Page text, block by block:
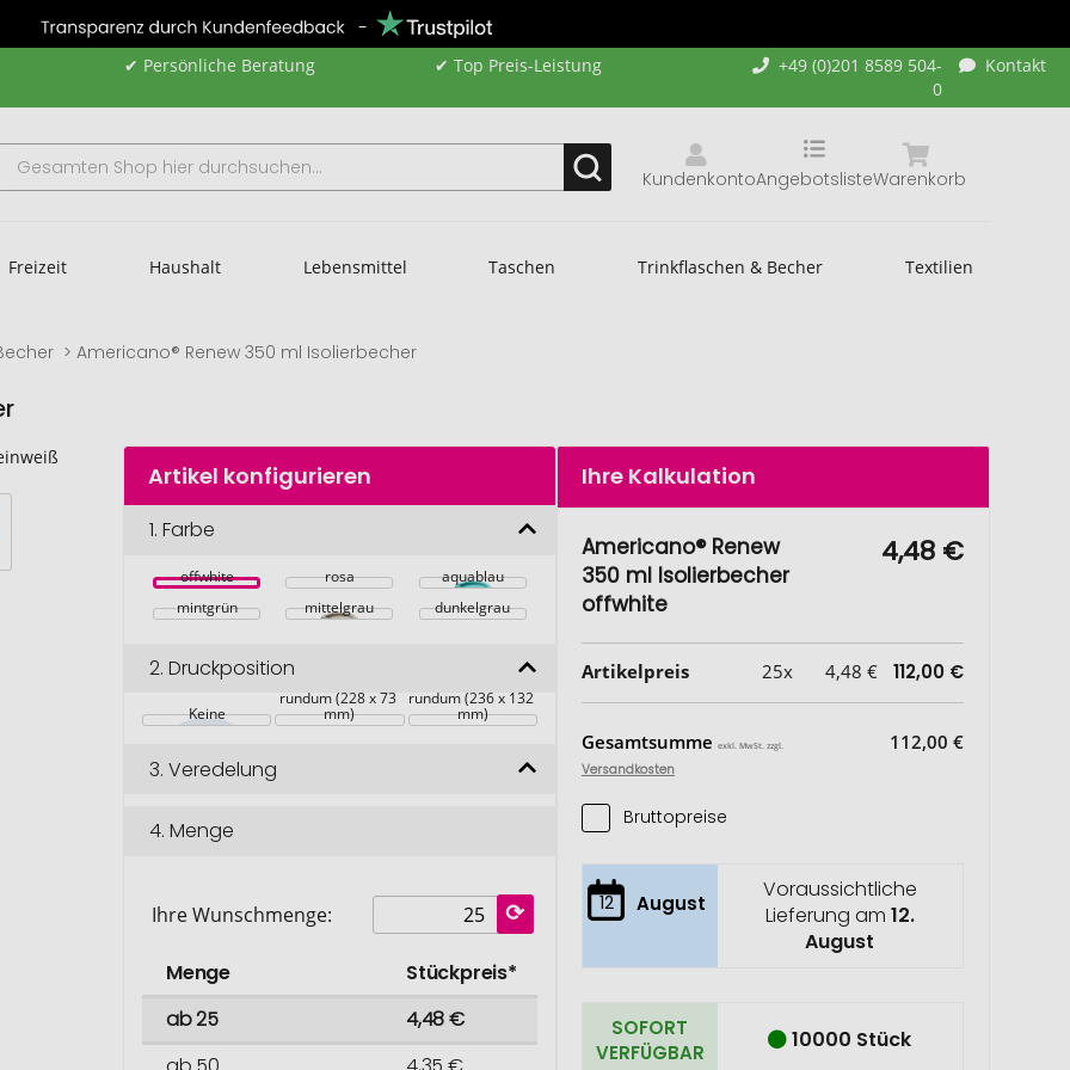
✔ Persönliche Beratung ✔ Top Preis-Leistung
+49 (0)201 8589 504-
0
Kontakt
Kundenkonto Warenkorb
Angebotsliste
Freizeit Haushalt Lebensmittel Taschen Trinkflaschen & Becher Textilien
Americano® Renew 350 ml Isolierbecher
Artikel konfigurieren
1.Farbe
offwhite rosa
aquablau
mintgrün
mittelgrau dunkelgrau
2.Druckposition
Keine
rundum (228 x 73
mm)
rundum (236 x 132
mm)
3.Veredelung
4.Menge
Ihre Wunschmenge:
Menge
Stückpreis*
ab 25
4,48 €
Ihre Kalkulation
Americano® Renew
350 ml Isolierbecher
offwhite
4,48 €
Artikelpreis 25x 4,48 € 112,00 €
Gesamtsumme exkl. MwSt. zzgl.
Versandkosten
112,00 €
Bruttopreise
12 August
Voraussichtliche
Lieferung am 12.
August
SOFORT
VERFÜGBAR
10000 Stück